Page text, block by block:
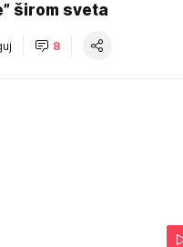
širom sveta
8